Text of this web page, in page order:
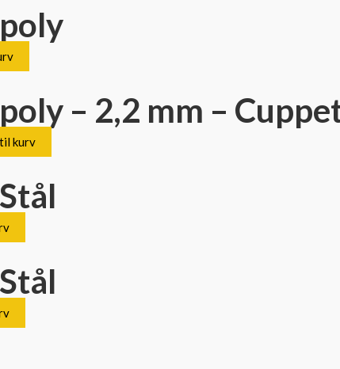
– 2,2 mm –
kurv